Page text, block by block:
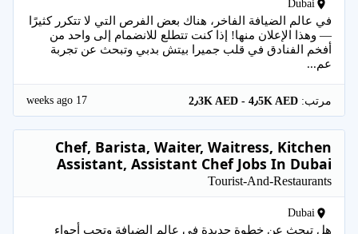
Dubai
في عالم الضيافة الفاخر، هناك بعض الفرص التي لا تتكرر كثيرًا
— وهذا الإعلان منها! إذا كنت تتطلع للانضمام إلى واحد من
أفخم الفنادق في قلب جميرا بيتش بدبي وتبحث عن تجربة
عم...
مرتب: 17 weeks ago
Chef, Barista, Waiter, Waitress, Kitchen
Assistant, Assistant Chef Jobs In Dubai
Tourist-And-Restaurants
Dubai
هل تبحث عن خطوة جديدة في عالم الضيافة وتحب أجواء